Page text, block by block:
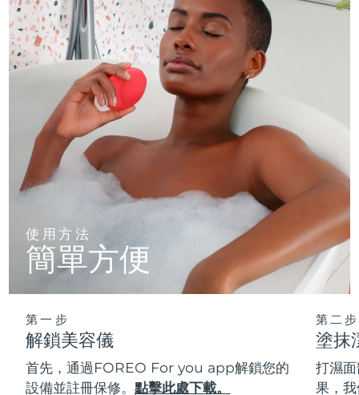
使用方法
簡單方便
第一步
解鎖美容儀
首先，通過FOREO For you app解鎖您的
設備並註冊保修。點擊此處下載。
第二步
塗抹
打濕
果，